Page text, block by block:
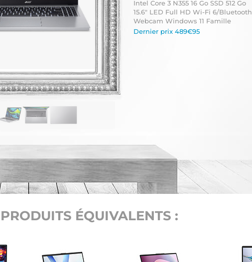
Intel Core 3 N355 16 Go SSD 512 Go
15.6" LED Full HD Wi-Fi 6/Bluetooth
Webcam Windows 11 Famille
Dernier prix 489€95
ÉQUIVALENTS :